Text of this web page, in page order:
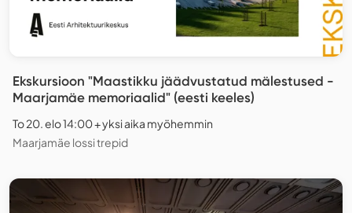
Ekskursioon "Maastikku jäädvustatud mälestused -
Maarjamäe memoriaalid" (eesti keeles)
To 20. elo 14:00 + yksi aika myöhemmin
Maarjamäe lossi trepid